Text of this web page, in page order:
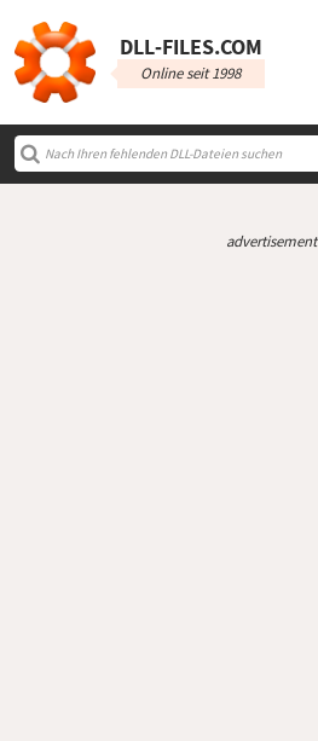
DLL‑FILES.COM
Online seit 1998
advertisement